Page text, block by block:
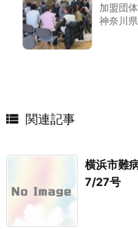
加盟団
神奈川
 関連記事
横浜市難
7/27号